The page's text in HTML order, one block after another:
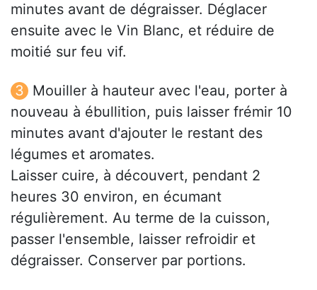
minutes avant de dégraisser. Déglacer
ensuite avec le Vin Blanc, et réduire de
moitié sur feu vif.
Mouiller à hauteur avec l'eau, porter à
nouveau à ébullition, puis laisser frémir 10
minutes avant d'ajouter le restant des
légumes et aromates.
Laisser cuire, à découvert, pendant 2
heures 30 environ, en écumant
régulièrement. Au terme de la cuisson,
passer l'ensemble, laisser refroidir et
dégraisser. Conserver par portions.